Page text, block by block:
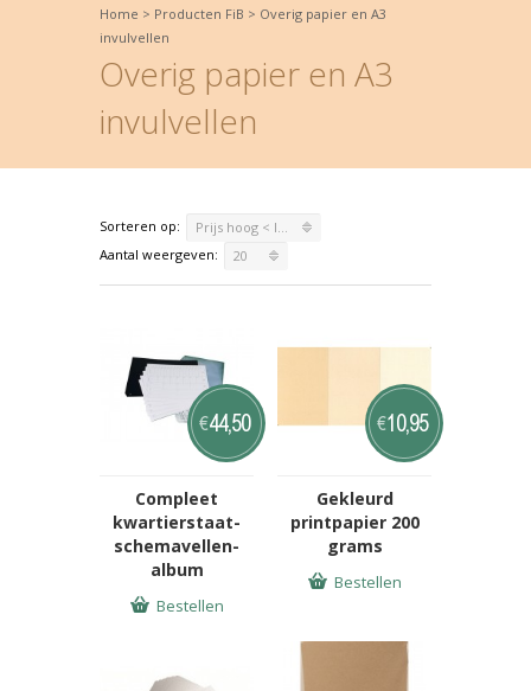
Home > Producten FiB > Overig papier en A3
invulvellen
Overig papier en A3
invulvellen
Sorteren op:
Aantal weergeven:
20
Compleet
kwartierstaat-
schemavellen-
album
€44,50
Bestellen
Gekleurd
printpapier 200
grams
€10,95
Bestellen